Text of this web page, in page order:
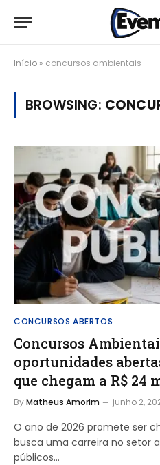
Início » concursos ambientais
BROWSING:
CONCURSOS ABERTOS
Concursos
oportunidades
que chegam a R$ 24
ByMatheus Amorim junho 2,
O ano de 2026 promete ser
busca uma carreira no setor
públicos…